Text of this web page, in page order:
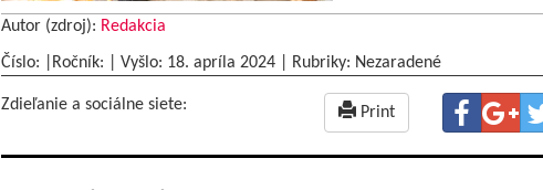
Autor (zdroj): Redakcia
Číslo: |Ročník: | Vyšlo: 18. apríla 2024| Rubriky: Nezaradené
Zdieľanie a sociálne siete: Print